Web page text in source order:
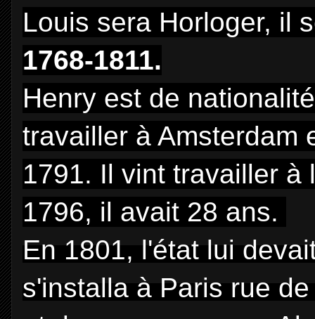
Louis sera Horloger, il
1768-1811.
Henry est de
travailler à Amsterdam
1791. Il vint travailler à
1796, il avait 28 ans.
En 1801, l'état lui
s'installa à Paris rue